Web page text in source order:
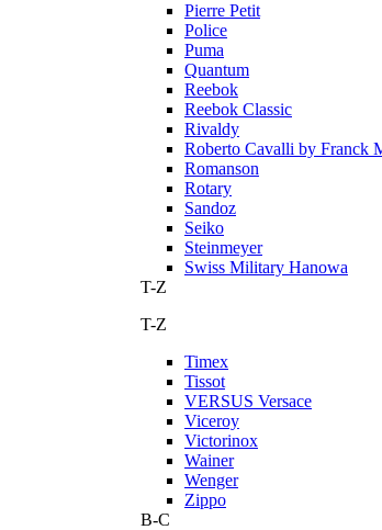
Pierre Petit
Police
Puma
Quantum
Reebok
Reebok Classic
Rivaldy
Roberto Cavalli by Franck
Romanson
Rotary
Sandoz
Seiko
Steinmeyer
Swiss Military Hanowa
T-Z
T-Z
Timex
Tissot
VERSUS Versace
Viceroy
Victorinox
Wainer
Wenger
Zippo
В-С